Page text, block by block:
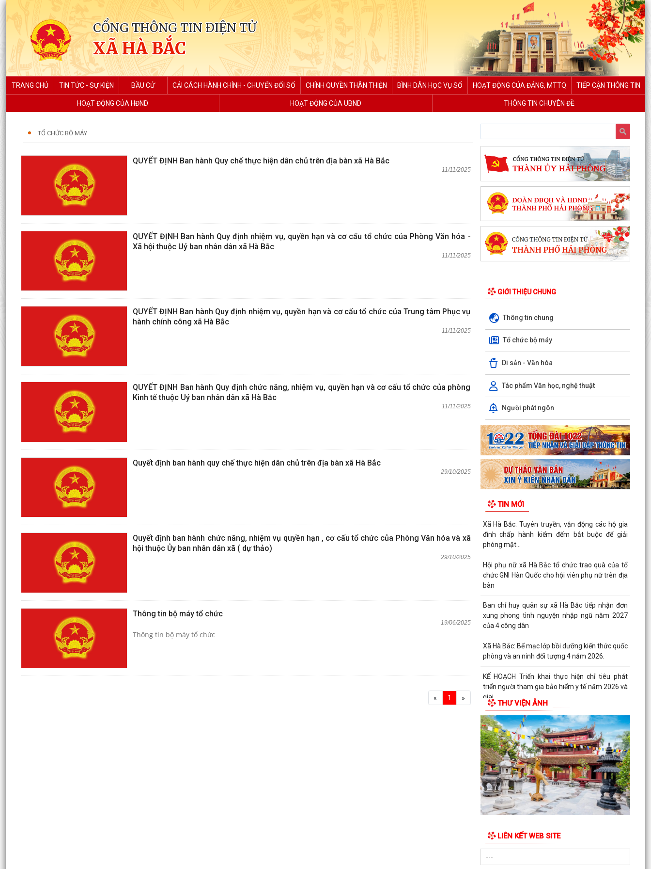
CỔNG THÔNG TIN ĐIỆN TỬ
XÃ HÀ BẮC
TRANG CHỦ TIN TỨC - SỰ KIỆN BẦU CỬ CẢI CÁCH HÀNH CHÍNH - CHUYỂN ĐỔI SỐ CHÍNH QUYỀN THÂN THIỆN BÌNH DÂN HỌC VỤ SỐ HOẠT ĐỘNG CỦA ĐẢNG, MTTQ TIẾP CẬN THÔNG TIN
HOẠT ĐỘNG CỦA HĐND HOẠT ĐỘNG CỦA UBND THÔNG TIN CHUYÊN ĐỀ
TỔ CHỨC BỘ MÁY
QUYẾT ĐỊNH Ban hành Quy chế thực hiện dân chủ trên địa bàn xã Hà Bắc
11/11/2025
QUYẾT ĐỊNH Ban hành Quy định nhiệm vụ, quyền hạn và cơ cấu tổ chức của Phòng Văn hóa -
Xã hội thuộc Uỷ ban nhân dân xã Hà Bắc
11/11/2025
QUYẾT ĐỊNH Ban hành Quy định nhiệm vụ, quyền hạn và cơ cấu tổ chức của Trung tâm Phục vụ
hành chính công xã Hà Bắc
11/11/2025
QUYẾT ĐỊNH Ban hành Quy định chức năng, nhiệm vụ, quyền hạn và cơ cấu tổ chức của phòng
Kinh tế thuộc Uỷ ban nhân dân xã Hà Bắc
11/11/2025
Quyết định ban hành quy chế thực hiện dân chủ trên địa bàn xã Hà Bắc
29/10/2025
Quyết định ban hành chức năng, nhiệm vụ quyền hạn , cơ cấu tổ chức của Phòng Văn hóa và xã
hội thuộc Ủy ban nhân dân xã ( dự thảo)
29/10/2025
Thông tin bộ máy tổ chức
19/06/2025
Thông tin bộ máy tổ chức
« 1 »
GIỚI THIỆU CHUNG
Thông tin chung
Tổ chức bộ máy
Di sản - Văn hóa
Tác phẩm Văn học, nghệ thuật
Người phát ngôn
TIN MỚI
Xã Hà Bắc: Tuyên truyền, vận động các hộ gia
đình chấp hành kiểm đếm bắt buộc để giải
phóng mặt...
Hội phụ nữ xã Hà Bắc tổ chức trao quà của tổ
chức GNI Hàn Quốc cho hội viên phụ nữ trên địa
bàn
Ban chỉ huy quân sự xã Hà Bắc tiếp nhận đơn
xung phong tình nguyện nhập ngũ năm 2027
của 4 công dân
Xã Hà Bắc: Bế mạc lớp bồi dưỡng kiến thức quốc
phòng và an ninh đối tượng 4 năm 2026.
KẾ HOẠCH Triển khai thực hiện chỉ tiêu phát
triển người tham gia bảo hiểm y tế năm 2026 và
giai...
KẾ HOẠCH Chỉnh trang, bó gọn mạng cáp ngoại
vi viễn thông trên địa bàn xã Hà Bắc năm 2026
THƯ VIỆN ẢNH
LIÊN KẾT WEB SITE